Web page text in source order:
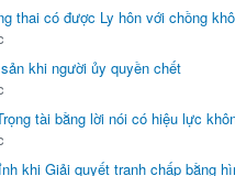
thai có được Ly hôn với chồng
khi người ủy quyền chết
tài bằng lời nói có hiệu lực
khi Giải quyết tranh chấp bằng